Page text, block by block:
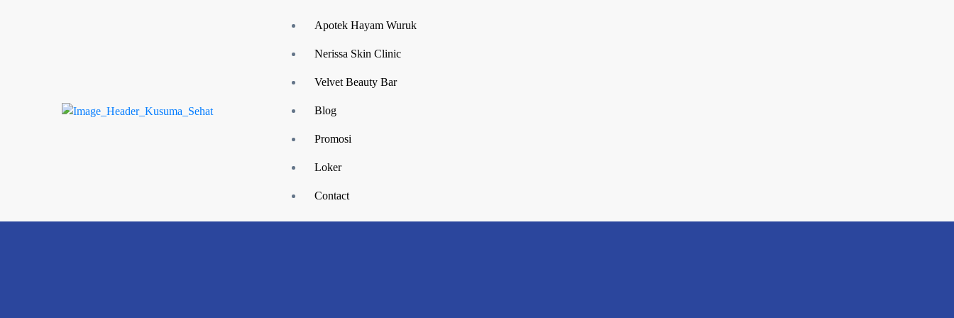
Apotek Hayam Wuruk
Nerissa Skin Clinic
Velvet Beauty Bar
Blog
Promosi
Loker
Contact